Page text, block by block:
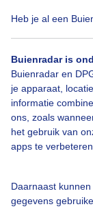
Heb je al een
Buienradar is
Buienradar en
je apparaat,
informatie
ons, zoals
het gebruik van
apps te verbeteren.
Daarnaast
gegevens
Door: Regina
Oranjeboven
Bekijk slideshow